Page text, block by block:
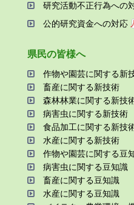
研究活動不正⾏為への
公的研究資金への対応
県⺠の皆様へ
作物や園芸に関する新
畜産に関する新技術
森林林業に関する新技
病害⾍に関する新技術
⾷品加⼯に関する新技
⽔産に関する新技術
作物や園芸に関する⾖
病害⾍に関する⾖知識
畜産に関する⾖知識
⽔産に関する⾖知識